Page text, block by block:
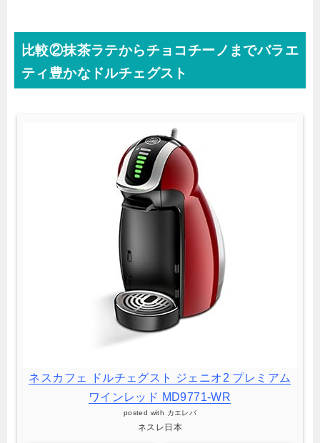
比較②抹茶ラテからチョコチーノまでバラエ
ティ豊かなドルチェグスト
ネスカフェ ドルチェグスト ジェニオ2 プレミアム
ワインレッド MD9771-WR
posted with カエレバ
ネスレ日本